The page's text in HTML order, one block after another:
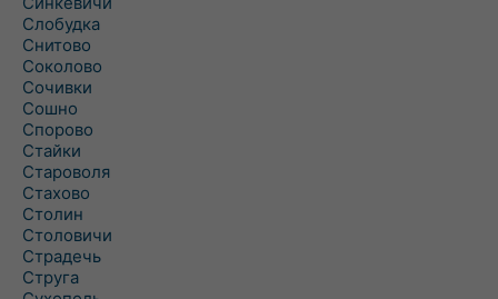
Слобудка
Снитово
Соколово
Сочивки
Сошно
Спорово
Стайки
Староволя
Стахово
Столин
Столовичи
Страдечь
Струга